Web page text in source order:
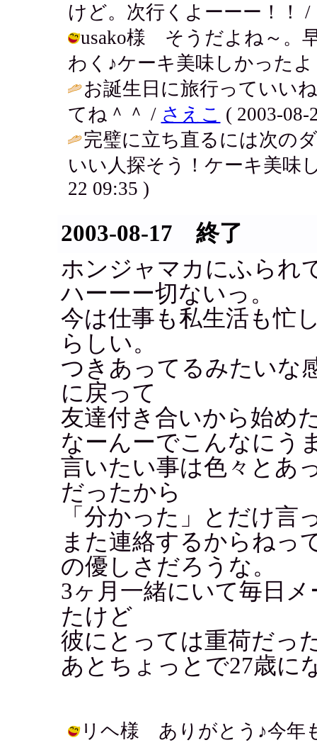
けど。次行くよーーー！！ /
usako様 そうだよね～。
わく♪ケーキ美味しかったよ
お誕生日に旅行っていい
てね＾＾ / さえこ ( 2003-08-
完璧に立ち直るには次の
いい人探そう！ケーキ美味
22 09:35 )
2003-08-17 終了
ホンジャマカにふられ
ハーーー切ないっ。
今は仕事も私生活も忙
らしい。
つきあってるみたいな
に戻って
友達付き合いから始め
なーんーでこんなにう
言いたい事は色々とあ
だったから
「分かった」とだけ言
また連絡するからねっ
の優しさだろうな。
3ヶ月一緒にいて毎日
たけど
彼にとっては重荷だっ
あとちょっとで27歳に
リヘ様 ありがとう♪今年